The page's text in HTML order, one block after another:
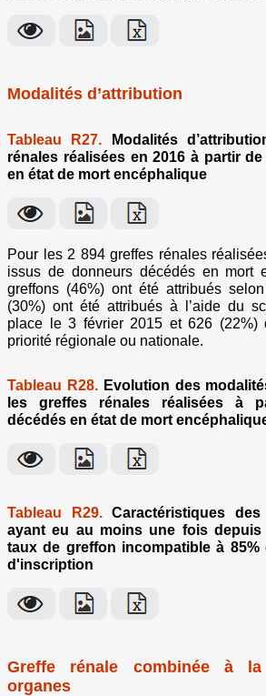
Modalités d’attribution
Tableau R27. Modalités
rénales réalisées en 2016 à partir
en état de mort encéphalique
Pour les 2 894 greffes rénales
issus de donneurs décédés en mort
greffons (46%) ont été attribués
(30%) ont été attribués à l’aide du
place le 3 février 2015 et 626 (22%)
priorité régionale ou nationale.
Tableau R28.Evolution des
les greffes rénales réalisées à
décédés en état de mort
Tableau R29.Caractéristiques
ayant eu au moins une fois
taux de greffon incompatible à
d'inscription
Greffe rénale combinée à
organes